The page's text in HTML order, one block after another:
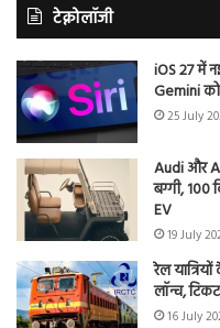
टेक्नोलॉजी
iOS 27 में
Gemini
25 July
Audi और
बग्गी,
EV
19 July
रेल
लॉन्च,
16 July